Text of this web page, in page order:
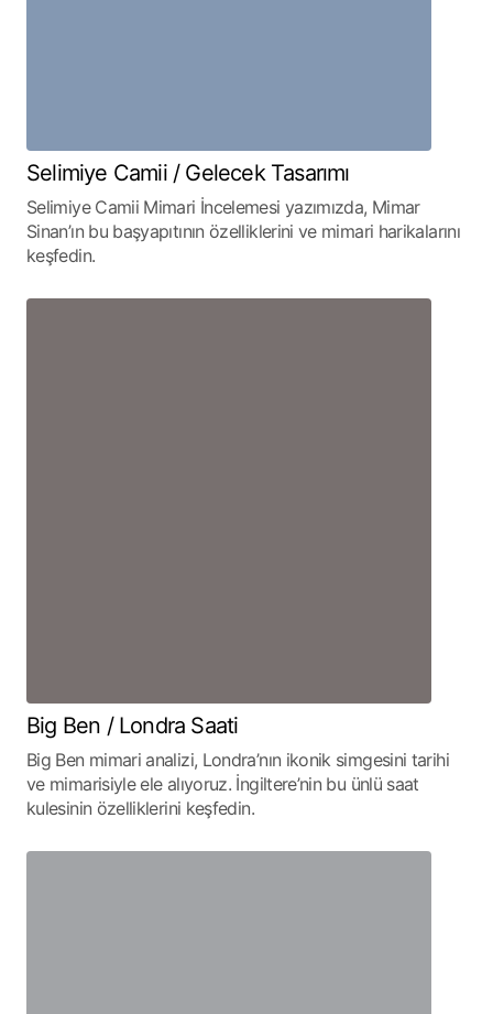
Selimiye Camii / Gelecek Tasarımı
Selimiye Camii Mimari İncelemesi yazımızda, Mimar
Sinan’ın bu başyapıtının özelliklerini ve mimari harikalarını
keşfedin.
Big Ben / Londra Saati
Big Ben mimari analizi, Londra’nın ikonik simgesini tarihi
ve mimarisiyle ele alıyoruz. İngiltere’nin bu ünlü saat
kulesinin özelliklerini keşfedin.